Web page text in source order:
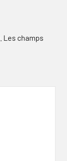
Les champs